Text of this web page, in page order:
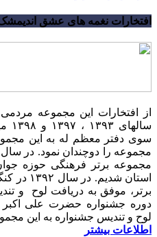
افتخارات نغمه های عشق
از افتخارات این مجموعه
سوی دفتر معظم له به این
مجموعه برتر فرهنگی حوزه
استان
برتر، موفق به دریافت لوح و
دوره جشنواره حضرت علی اکبر
لوح و تندیس جشنواره به این
اطلاعات بیشتر